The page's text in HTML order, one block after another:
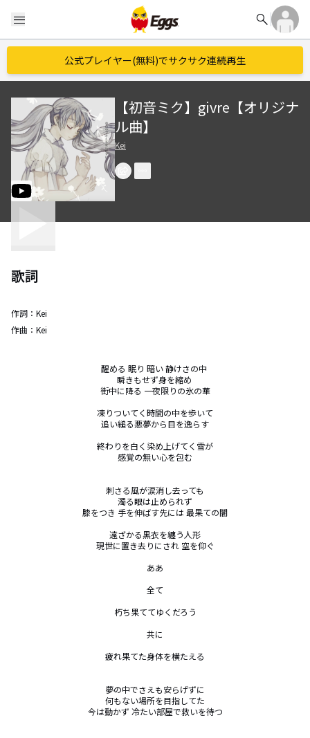
menu search
公式プレイヤー(無料)でサクサク連続再生
【初音ミク】givre【オリジナ
ル曲】
Kei
歌詞
作詞： Kei
作曲： Kei
醒める 眠り 暗い 静けさの中
瞬きもせず身を縮め
街中に降る 一夜限りの氷の華
凍りついてく時間の中を歩いて
追い縋る悪夢から目を逸らす
終わりを白く染め上げてく雪が
感覚の無い心を包む
刺さる風が涙消し去っても
濁る眼は止められず
膝をつき 手を伸ばす先には 最果ての闇
遠ざかる黒衣を纏う人形
現世に置き去りにされ 空を仰ぐ
ああ
全て
朽ち果ててゆくだろう
共に
疲れ果てた身体を横たえる
夢の中でさえも安らげずに
何もない場所を目指してた
今は動かず 冷たい部屋で救いを待つ